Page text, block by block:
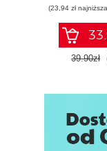
(23,94 zł
39.90zł